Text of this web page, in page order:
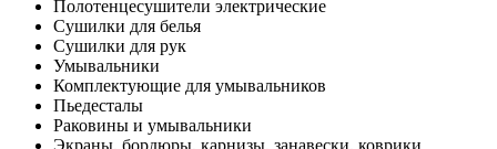
Полотенцесушители электрические
Сушилки для белья
Сушилки для рук
Умывальники
Комплектующие для умывальников
Пьедесталы
Раковины и умывальники
Экраны, бордюры, карнизы, занавески, коврики